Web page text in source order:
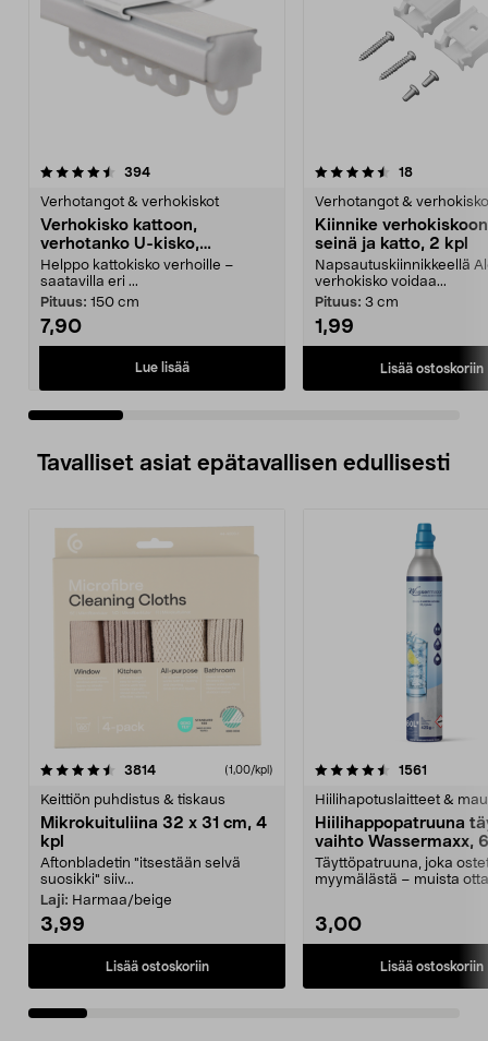
394arvostelut
Verhotangot & verhokiskot
Verhokisko kattoon,
verhotanko U-kisko,
valkoinen
Helppo kattokisko verhoille –
saatavilla eri ...
Pituus: 150 cm
7,90
Lue lisää
4.5 viidestä
18arvostelut
Verhotangot &
Kiinnike
seinä ja katto, 2 kpl
Napsautuskiinnikkeellä
verhokisko voidaa...
Pituus: 3 cm
1,99
Lisää ostoskoriin
4.5 viidestä
Tavalliset asiat epätavallisen edullisesti
3814arvostelut (1,00/kpl)
Keittiön puhdistus & tiskaus
Mikrokuituliina 32 x 31 cm, 4
kpl
Aftonbladetin "itsestään selvä
suosikki" siiv...
Laji: Harmaa/beige
3,99
Lisää ostoskoriin
4.5viidestä
1561
Hiilihapotuslaitteet &
Hiilihappopatruuna
vaihto Wassermaxx,
Täyttöpatruuna, joka
myymälästä – muista
3,00
Lisää ostoskoriin
4.5viidestä